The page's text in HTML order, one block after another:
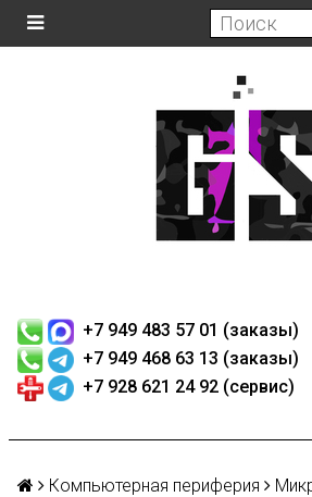
+7 949 483 57 01 (заказы)
+7 949 468 63 13 (заказы)
+7 928 621 24 92 (сервис)
Компьютерная периферия